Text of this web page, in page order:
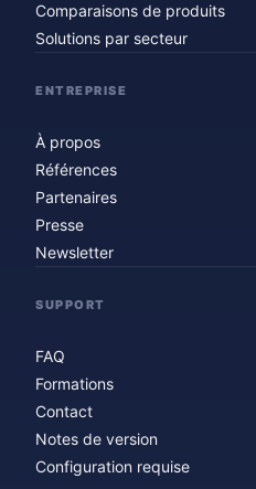
Comparaisons de produits
Solutions par secteur
ENTREPRISE
À propos
Références
Partenaires
Presse
Newsletter
SUPPORT
FAQ
Formations
Contact
Notes de version
Configuration requise